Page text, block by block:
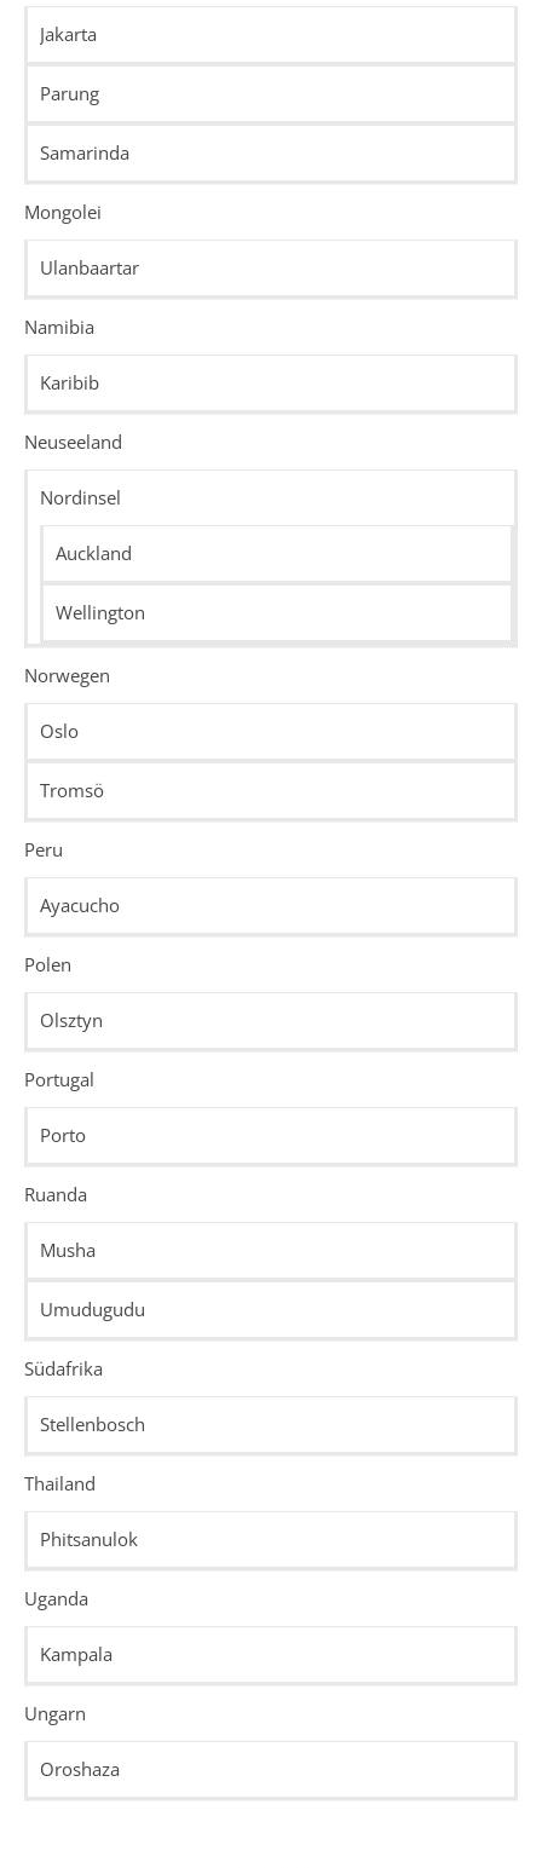
Jakarta
Parung
Samarinda
Mongolei
Ulanbaartar
Namibia
Karibib
Neuseeland
Nordinsel
Auckland
Wellington
Norwegen
Oslo
Tromsö
Peru
Ayacucho
Polen
Olsztyn
Portugal
Porto
Ruanda
Musha
Umudugudu
Südafrika
Stellenbosch
Thailand
Phitsanulok
Uganda
Kampala
Ungarn
Oroshaza